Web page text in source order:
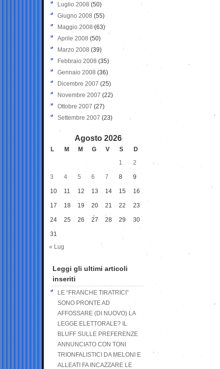
Luglio 2008 (50)
Giugno 2008 (55)
Maggio 2008(63)
Aprile 2008 (50)
Marzo 2008 (39)
Febbraio 2008 (35)
Gennaio 2008 (36)
Dicembre 2007 (25)
Novembre 2007 (22)
Ottobre 2007 (27)
Settembre 2007 (23)
Agosto 2026
L M M G V S
D
1
2
3 4 5 6 7 8 9
10 11 12 13 14 15 16
17 18 19 20 21 22 23
24 25 26 27 28 29 30
31
« Lug
Leggi gli ultimi articoli
inseriti
LE “FRANCHE TIRATRICI”
SONO PRONTE AD
AFFOSSARE (DI NUOVO) LA
LEGGE ELETTORALE? IL
BLUFF SULLE PREFERENZE
ANNUNCIATO CON TONI
TRIONFALISTICI DA MELONI E
ALLEATI FA INCAZZARE LE